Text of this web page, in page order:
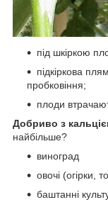
під шкіркою
підкіркова
пробковіння;
плоди
Добриво з
найбільше?
виноград
овочі (огірки,
баштанні